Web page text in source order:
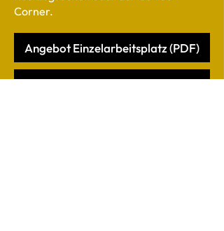
Corner.
Angebot Einzelarbeitsplatz (PDF)
Angebot Einzelbüro (PDF)